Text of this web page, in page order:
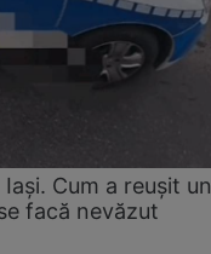
Cum a reușit un
facă nevăzut